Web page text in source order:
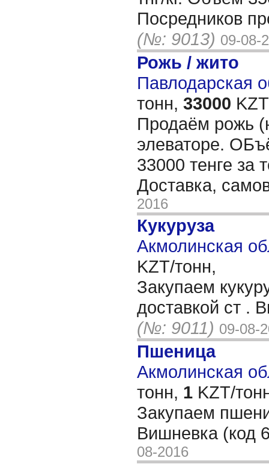
Посредников
(№: 9013) 09-08-
Рожь / жито
Павлодарская
тонн, 33000
Продаём рожь
элеваторе.
33000 тенге за
Доставка,
2016
Кукуруза
Акмолинская
KZT/тонн,
Закупаем
доставкой ст .
(№: 9011) 09-08-
Пшеница
Акмолинская
тонн, 1 KZT/
Закупаем
Вишневка (код
08-2016